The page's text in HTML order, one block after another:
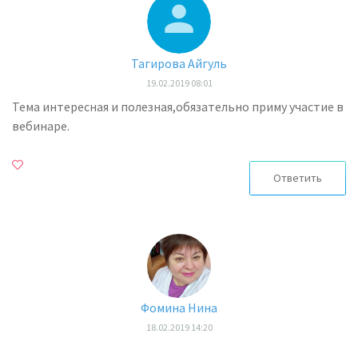
Тагирова Айгуль
19.02.2019 08:01
Тема интересная и полезная,обязательно приму участие в
вебинаре.
Ответить
Фомина Нина
18.02.2019 14:20